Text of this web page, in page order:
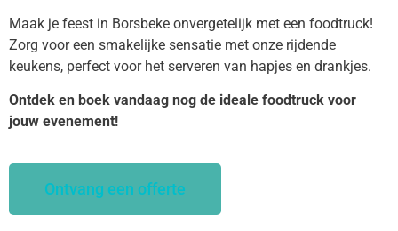
Maak je feest in Borsbeke onvergetelijk met een foodtruck!
Zorg voor een smakelijke sensatie met onze rijdende
keukens, perfect voor het serveren van hapjes en drankjes.
Ontdek en boek vandaag nog de ideale foodtruck voor
jouw evenement!
Ontvang een offerte